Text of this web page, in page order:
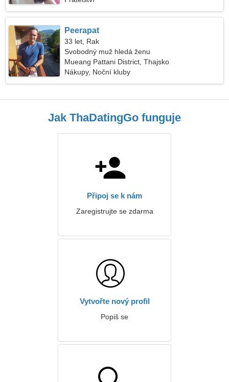
Peerapat
33 let, Rak
Svobodný muž hledá ženu
Mueang Pattani District, Thajsko
Nákupy, Noční kluby
Jak ThaDatingGo funguje
Připoj se k nám
Zaregistrujte se zdarma
Vytvořte nový profil
Popiš se